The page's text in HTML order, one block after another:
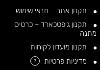
תקנון אתר – תנאי שימוש
תקנון גיפטכארד – כרטיס
מתנה
תקנון מועדון לקוחות
מדיניות פרטיות
?